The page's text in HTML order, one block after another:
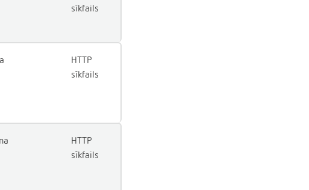
sīkfails
HTTP
sīkfails
HTTP
sīkfails